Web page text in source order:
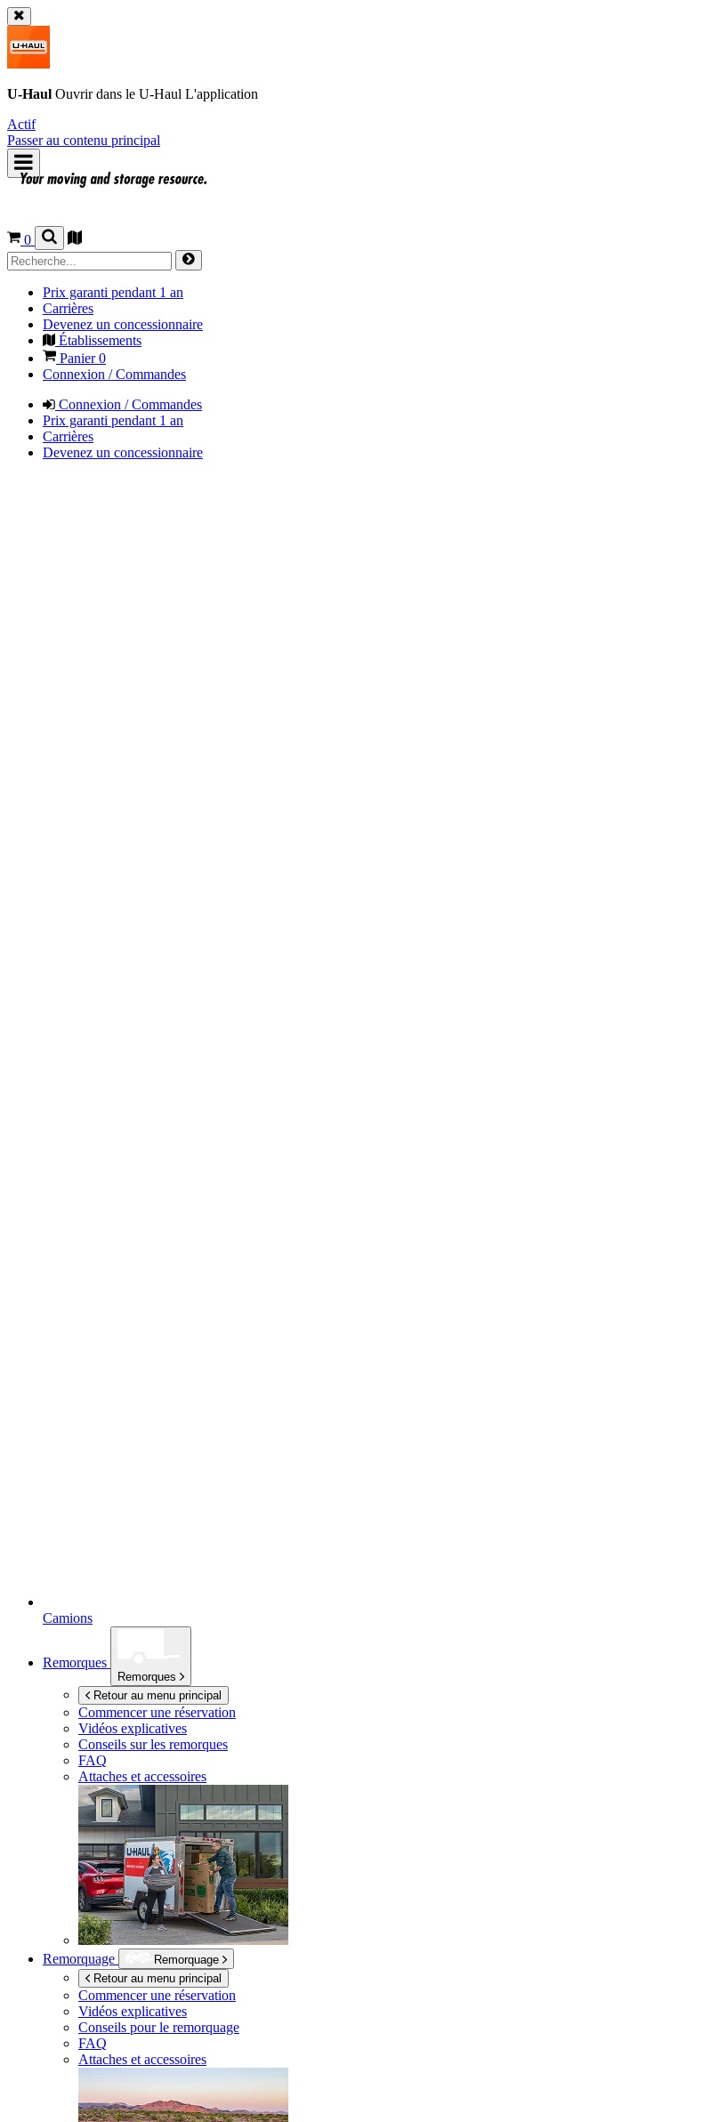
U-Haul Ouvrir dans le U-Haul L'application
Actif
Passer au contenu principal
0
Prix garanti pendant 1 an
Carrières
Devenez un concessionnaire
Établissements
Panier0
Connexion / Commandes
Connexion / Commandes
Prix garanti pendant 1 an
Carrières
Devenez un concessionnaire
Camions
Remorques
Remorques
Retour au menu principal
Commencer une réservation
Vidéos explicatives
Conseils sur les remorques
FAQ
Attaches et accessoires
Remorquage
Remorquage
Retour au menu principal
Commencer une réservation
Vidéos explicatives
Conseils pour le remorquage
FAQ
Attaches et accessoires